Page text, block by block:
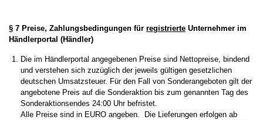
§ 7 Preise, Zahlungsbedingungen für registrierte Unternehmer im
Händlerportal (Händler)
Die im Händlerportal angegebenen Preise sind Nettopreise, bindend
und verstehen sich zuzüglich der jeweils gültigen gesetzlichen
deutschen Umsatzsteuer. Für den Fall von Sonderangeboten gilt der
angebotene Preis auf die Sonderaktion bis zum genannten Tag des
Sonderaktionsendes 24:00 Uhr befristet.
Alle Preise sind in EURO angeben. Die Lieferungen erfolgen ab